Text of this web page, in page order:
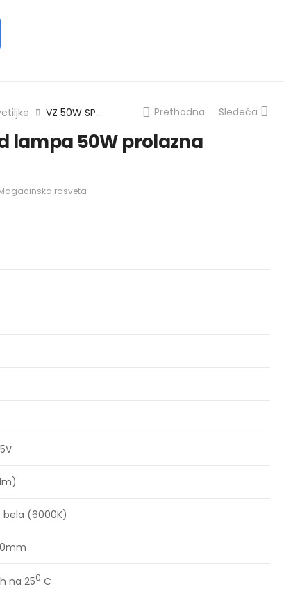
VZ 50W SPTLP-7 Led lampa 50W prolazna 1200mm *** Prethodna Sledeća
lampa 50W prolazna
rasveta
bela (6000K)
na 250 C